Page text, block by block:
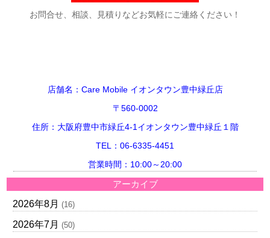
お問合せ、相談、見積りなどお気軽にご連絡ください！
店舗名：Care Mobile イオンタウン豊中緑丘店
〒560-0002
住所：大阪府豊中市緑丘4-1イオンタウン豊中緑丘１階
TEL：06-6335-4451
営業時間：10:00～20:00
アーカイブ
2026年8月 (16)
2026年7月 (50)